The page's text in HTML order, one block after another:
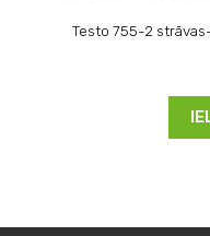
Testo 755-2